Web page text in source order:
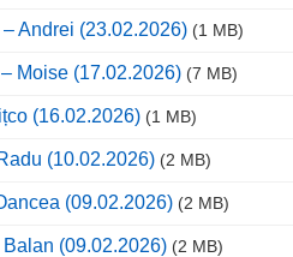
Andrei (23.02.2026) (1 MB)
Moise (17.02.2026) (7 MB)
(16.02.2026) (1 MB)
(10.02.2026) (2 MB)
(09.02.2026) (2 MB)
(09.02.2026) (2 MB)